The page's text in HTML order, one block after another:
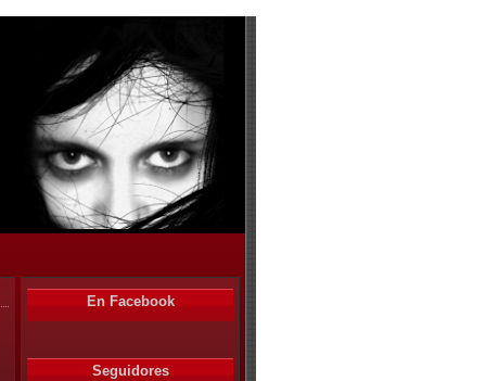
En Facebook
Seguidores